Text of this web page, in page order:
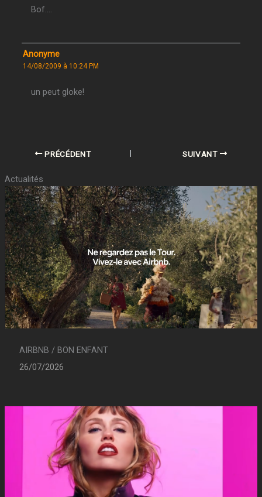
Bof….
Anonyme
14/08/2009 à 10:24 PM
un peut gloke!
PRÉCÉDENT SUIVANT
Actualités
AIRBNB / BON ENFANT
26/07/2026